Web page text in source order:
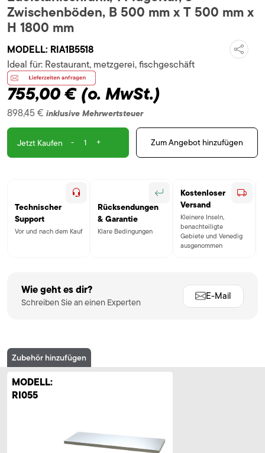
Zwischenböden, B 500 mm x T 500 mm x
H 1800 mm
MODELL: RIA1B5518
755,00 €(o. MwSt.)
898,45 € inklusive Mehrwertsteuer
Ideal für: Restaurant, metzgerei, fischgeschäft
Jetzt Kaufen - + Zum Angebot hinzufügen
Technischer
Support
Vor und nach dem Kauf
Rücksendungen
& Garantie
Klare Bedingungen
Kostenloser
Versand
Kleinere Inseln,
benachteiligte
Gebiete und Venedig
ausgenommen
Wie geht es dir?
Schreiben Sie an einen Experten
E-Mail
Zubehör hinzufügen
MODELL:
RI055